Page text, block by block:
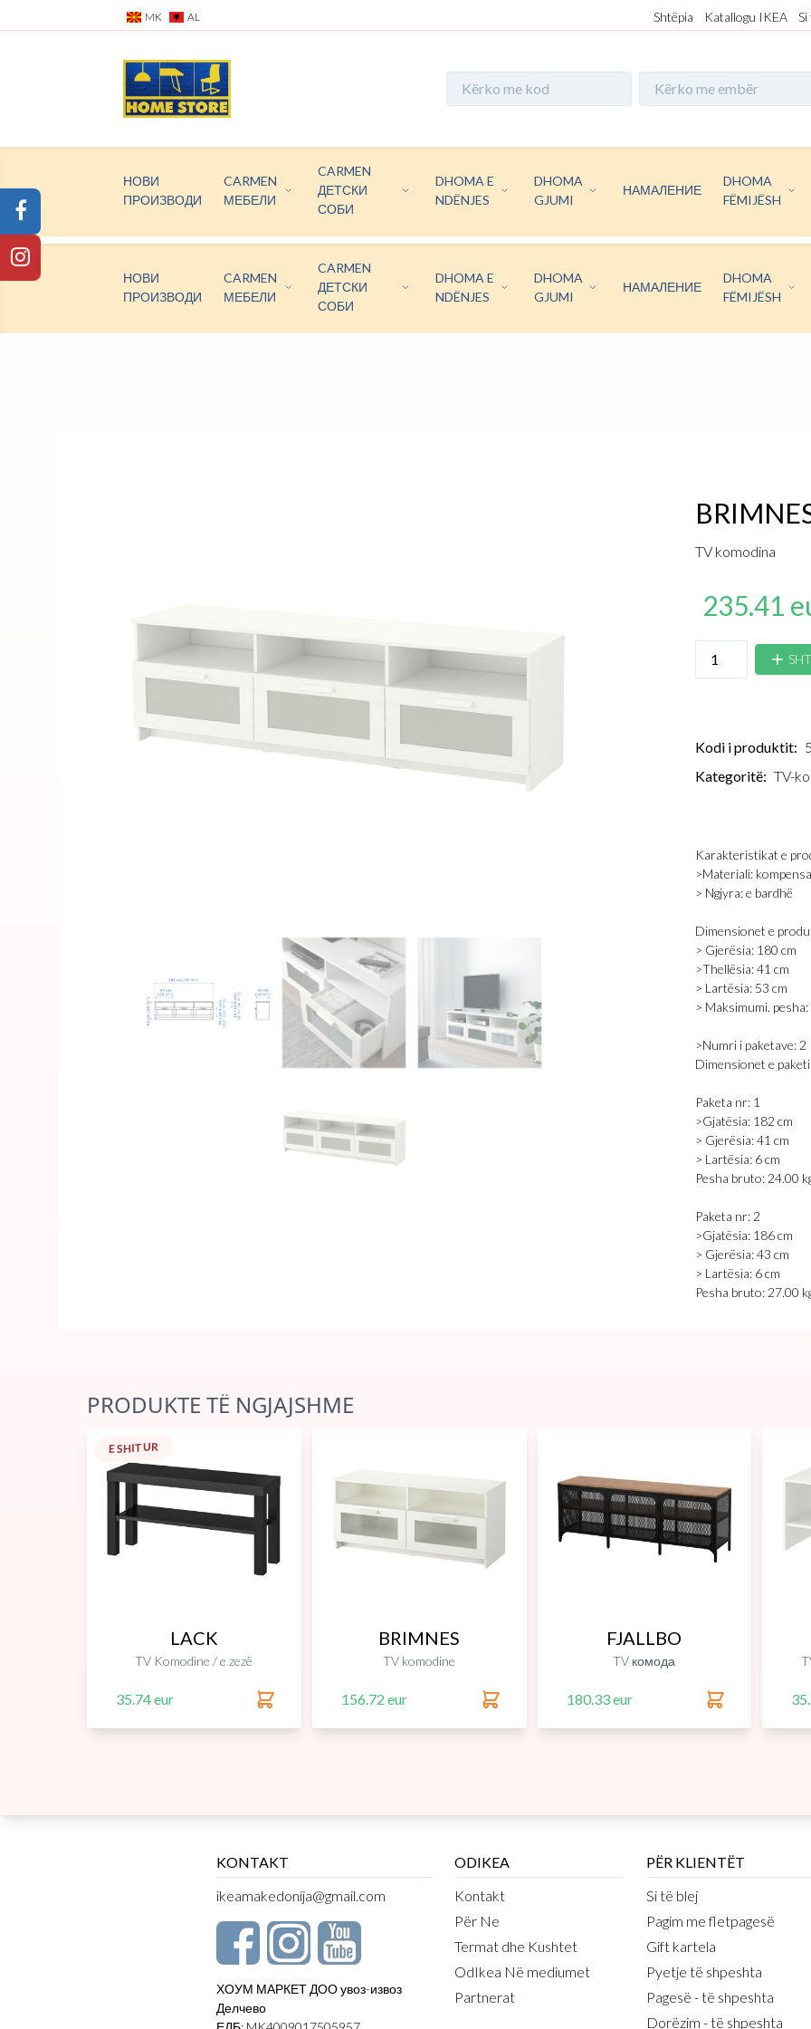
MK AL Shtëpia Katallogu IKEA
НОВИ
ПРОИЗВОДИ
CARMEN
МЕБЕЛИ
CARMEN
ДЕТСКИ
СОБИ
DHOMA E
NDËNJES
DHOMA
GJUMI
НАМАЛЕНИЕ
DHOMA
FËMIJËSH
НОВИ
ПРОИЗВОДИ
CARMEN
МЕБЕЛИ
CARMEN
ДЕТСКИ
СОБИ
DHOMA E
NDËNJES
DHOMA
GJUMI
НАМАЛЕНИЕ
DHOMA
FËMIJËSH
TV komodina
235.41
Kodi i produktit:
Kategoritë: TV-
Karakteristikat e
>Materiali:
> Ngjyra: e bardhë
Dimensionet e
> Gjerësia: 180 cm
>Thellësia: 41 cm
> Lartësia: 53 cm
> Maksimumi. pesha:
>Numri i paketave: 2
Dimensionet e
Paketa nr: 1
>Gjatësia: 182 cm
> Gjerësia: 41 cm
> Lartësia: 6 cm
Pesha bruto: 24.00
Paketa nr: 2
>Gjatësia: 186 cm
> Gjerësia: 43 cm
> Lartësia: 6 cm
Pesha bruto: 27.00
PRODUKTE TË NGJAJSHME
E SHITUR
LACK
TV Komodine / e zezë
35.74 eur
BRIMNES
TV komodine
156.72 eur
FJALLBO
TV комода
180.33 eur
KONTAKT
ikeamakedonija@gmail.com
ХОУМ МАРКЕТ ДОО увоз-извоз
Делчево
ODIKEA
Kontakt
Për Ne
Termat dhe Kushtet
OdIkea Në mediumet
Partnerat
PËR KLIENTËT
Si të blej
Pagim me fletpagesë
Gift kartela
Pyetje të shpeshta
Pagesë - të shpeshta
Dorëzim - të shpeshta